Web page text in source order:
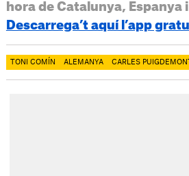
hora de Catalunya, Espanya
Descarrega’t aquí l’app
TONI COMÍN ALEMANYA CARLES PUIGDEMONT